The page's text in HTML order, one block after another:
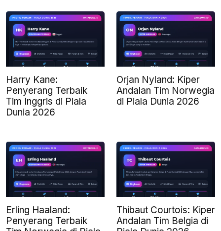
Harry Kane:
Penyerang Terbaik
Tim Inggris di Piala
Dunia 2026
Orjan Nyland: Kiper
Andalan Tim Norwegia
di Piala Dunia 2026
Erling Haaland:
Penyerang Terbaik
Thibaut Courtois: Kiper
Andalan Tim Belgia di